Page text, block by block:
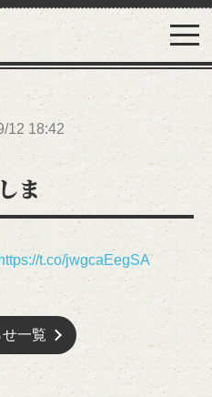
12 18:42
ま
https://t.co/jwgcaEegSA
一覧